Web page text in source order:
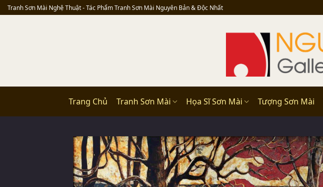
Skip
to
Tranh Sơn Mài Nghệ Thuật - Tác Phẩm Tranh Sơn Mài Nguyên Bản & Độc Nhất
Trang Chủ Tranh Sơn Mài Họa Sĩ Sơn Mài Tượng Sơn Mài